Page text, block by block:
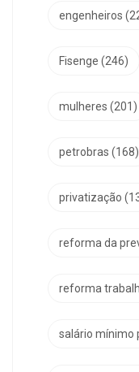
engenheiros
Fisenge (246)
mulheres (201)
petrobras (168)
privatização
reforma da
reforma
salário mínimo